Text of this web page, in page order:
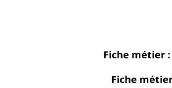
Fiche métier
Fiche